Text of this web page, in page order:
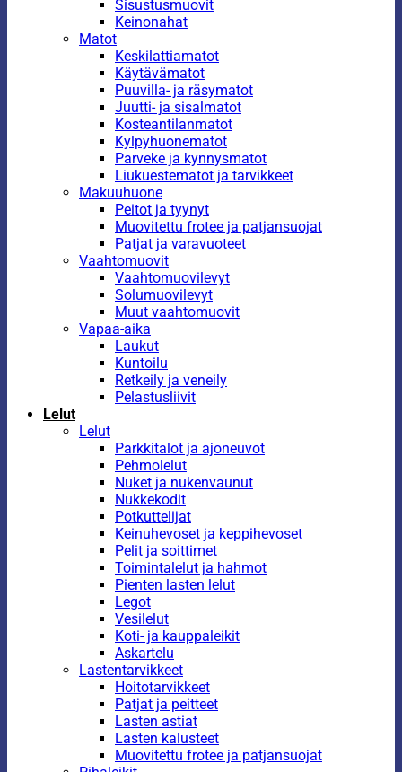
Sisustusmuovit
Keinonahat
Matot
Keskilattiamatot
Käytävämatot
Puuvilla- ja räsymatot
Juutti- ja sisalmatot
Kosteantilanmatot
Kylpyhuonematot
Parveke ja kynnysmatot
Liukuestematot ja tarvikkeet
Makuuhuone
Peitot ja tyynyt
Muovitettu frotee ja patjansuojat
Patjat ja varavuoteet
Vaahtomuovit
Vaahtomuovilevyt
Solumuovilevyt
Muut vaahtomuovit
Vapaa-aika
Laukut
Kuntoilu
Retkeily ja veneily
Pelastusliivit
Lelut
Lelut
Parkkitalot ja ajoneuvot
Pehmolelut
Nuket ja nukenvaunut
Nukkekodit
Potkuttelijat
Keinuhevoset ja keppihevoset
Pelit ja soittimet
Toimintalelut ja hahmot
Pienten lasten lelut
Legot
Vesilelut
Koti- ja kauppaleikit
Askartelu
Lastentarvikkeet
Hoitotarvikkeet
Patjat ja peitteet
Lasten astiat
Lasten kalusteet
Muovitettu frotee ja patjansuojat